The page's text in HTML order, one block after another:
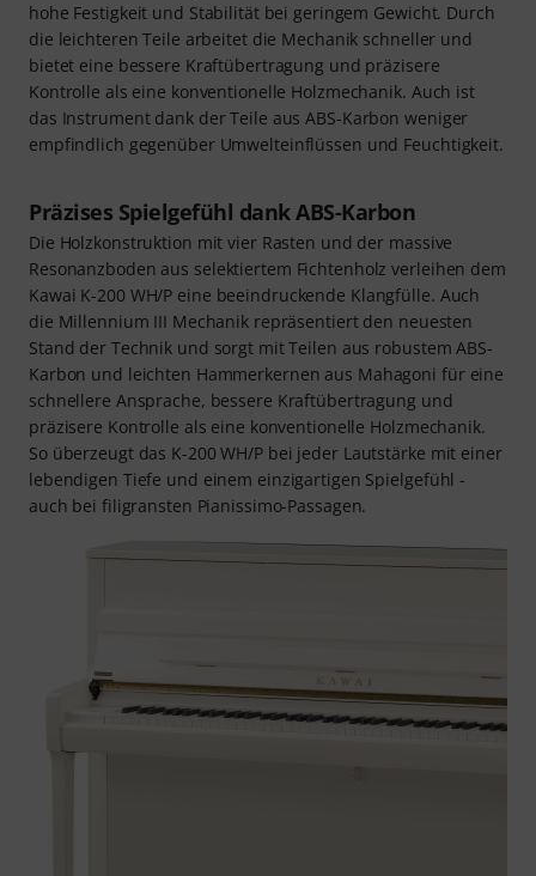
hohe Festigkeit und Stabilität bei geringem Gewicht. Durch
die leichteren Teile arbeitet die Mechanik schneller und
bietet eine bessere Kraftübertragung und präzisere
Kontrolle als eine konventionelle Holzmechanik. Auch ist
das Instrument dank der Teile aus ABS-Karbon weniger
empfindlich gegenüber Umwelteinflüssen und Feuchtigkeit.
Präzises Spielgefühl dank ABS-Karbon
Die Holzkonstruktion mit vier Rasten und der massive
Resonanzboden aus selektiertem Fichtenholz verleihen dem
Kawai K-200 WH/P eine beeindruckende Klangfülle. Auch
die Millennium III Mechanik repräsentiert den neuesten
Stand der Technik und sorgt mit Teilen aus robustem ABS-
Karbon und leichten Hammerkernen aus Mahagoni für eine
schnellere Ansprache, bessere Kraftübertragung und
präzisere Kontrolle als eine konventionelle Holzmechanik.
So überzeugt das K-200 WH/P bei jeder Lautstärke mit einer
lebendigen Tiefe und einem einzigartigen Spielgefühl -
auch bei filigransten Pianissimo-Passagen.